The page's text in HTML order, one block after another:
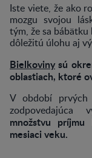
Iste viete, že ako
mozgu svojou
tým, že sa
dôležitú úlohu aj
Bielkovinysú
oblastiach, ktoré
V období
zodpovedajúca
množstvu
mesiaci veku.